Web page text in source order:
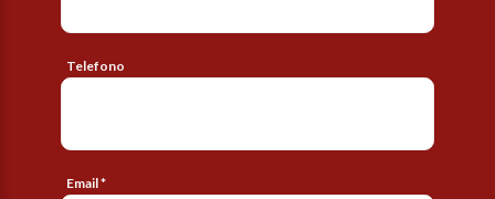
Telefono
Email *